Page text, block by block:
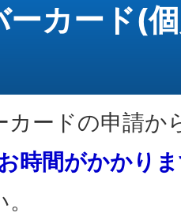
ーカード(
ードの申請か
時間がかかり